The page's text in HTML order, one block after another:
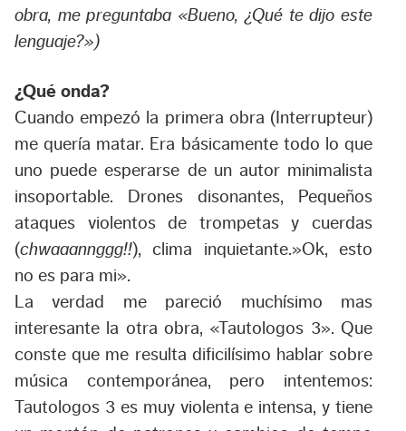
obra, me preguntaba «Bueno, ¿Qué te dijo este
lenguaje?»)
¿Qué onda?
Cuando empezó la primera obra (Interrupteur)
me quería matar. Era básicamente todo lo que
uno puede esperarse de un autor minimalista
insoportable. Drones disonantes, Pequeños
ataques violentos de trompetas y cuerdas
(chwaaannggg!!), clima inquietante.»Ok, esto
no es para mi».
La verdad me pareció muchísimo mas
interesante la otra obra, «Tautologos 3». Que
conste que me resulta dificilísimo hablar sobre
música contemporánea, pero intentemos:
Tautologos 3 es muy violenta e intensa, y tiene